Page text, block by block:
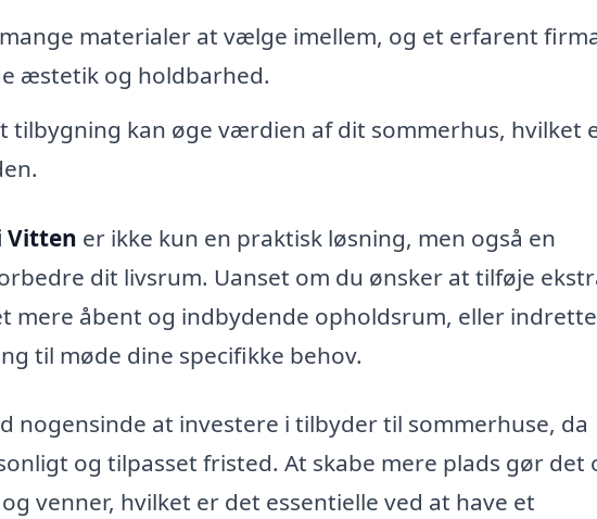
materialer at vælge imellem, og et erfarent
æstetik og holdbarhed.
tilbygning kan øge værdien af dit sommerhus, hvilket
Vitten er ikke kun en praktisk løsning, men også en
dit livsrum. Uanset om du ønsker at tilføje
mere åbent og indbydende opholdsrum, eller
til møde dine specifikke behov.
at investere i tilbyder til sommerhuse, da
og tilpasset fristed. At skabe mere plads gør det
venner, hvilket er det essentielle ved at have et